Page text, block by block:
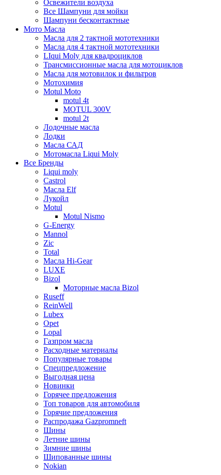
Освежители воздуха
Все Шампуни для мойки
Шампуни бесконтактные
Мото Масла
Масла для 2 тактной мототехники
Масла для 4 тактной мототехники
LIqui Moly для квадроциклов
Трансмиссионные масла для мотоциклов
Масла для мотовилок и фильтров
Мотохимия
Motul Moto
motul 4t
MOTUL 300V
motul 2t
Лодочные масла
Лодки
Масла САД
Мотомасла Liqui Moly
Все Бренды
Liqui moly
Castrol
Масла Elf
Лукойл
Motul
Motul Nismo
G-Energy
Mannol
Zic
Total
Масла Hi-Gear
LUXE
Bizol
Моторные масла Bizol
Ruseff
ReinWell
Lubex
Opet
Lopal
Газпром масла
Расходные материалы
Популярные товары
Спецпредложение
Выгодная цена
Новинки
Горячее предложения
Топ товаров для автомобиля
Горячие предложения
Распродажа Gazpromneft
Шины
Летние шины
Зимние шины
Шипованные шины
Nokian